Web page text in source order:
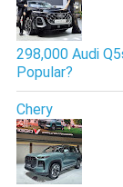
298,000 Audi
Popular?
Chery